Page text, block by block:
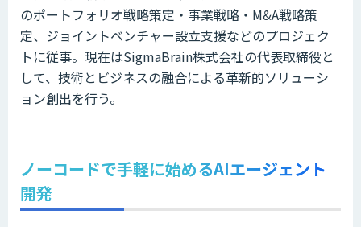
のポートフォリオ戦略策定・事業戦略・M&A戦略策
定、ジョイントベンチャー設立支援などのプロジェク
トに従事。現在はSigmaBrain株式会社の代表取締役と
して、技術とビジネスの融合による革新的ソリューシ
ョン創出を行う。
ノーコードで手軽に始めるAIエージェント
開発